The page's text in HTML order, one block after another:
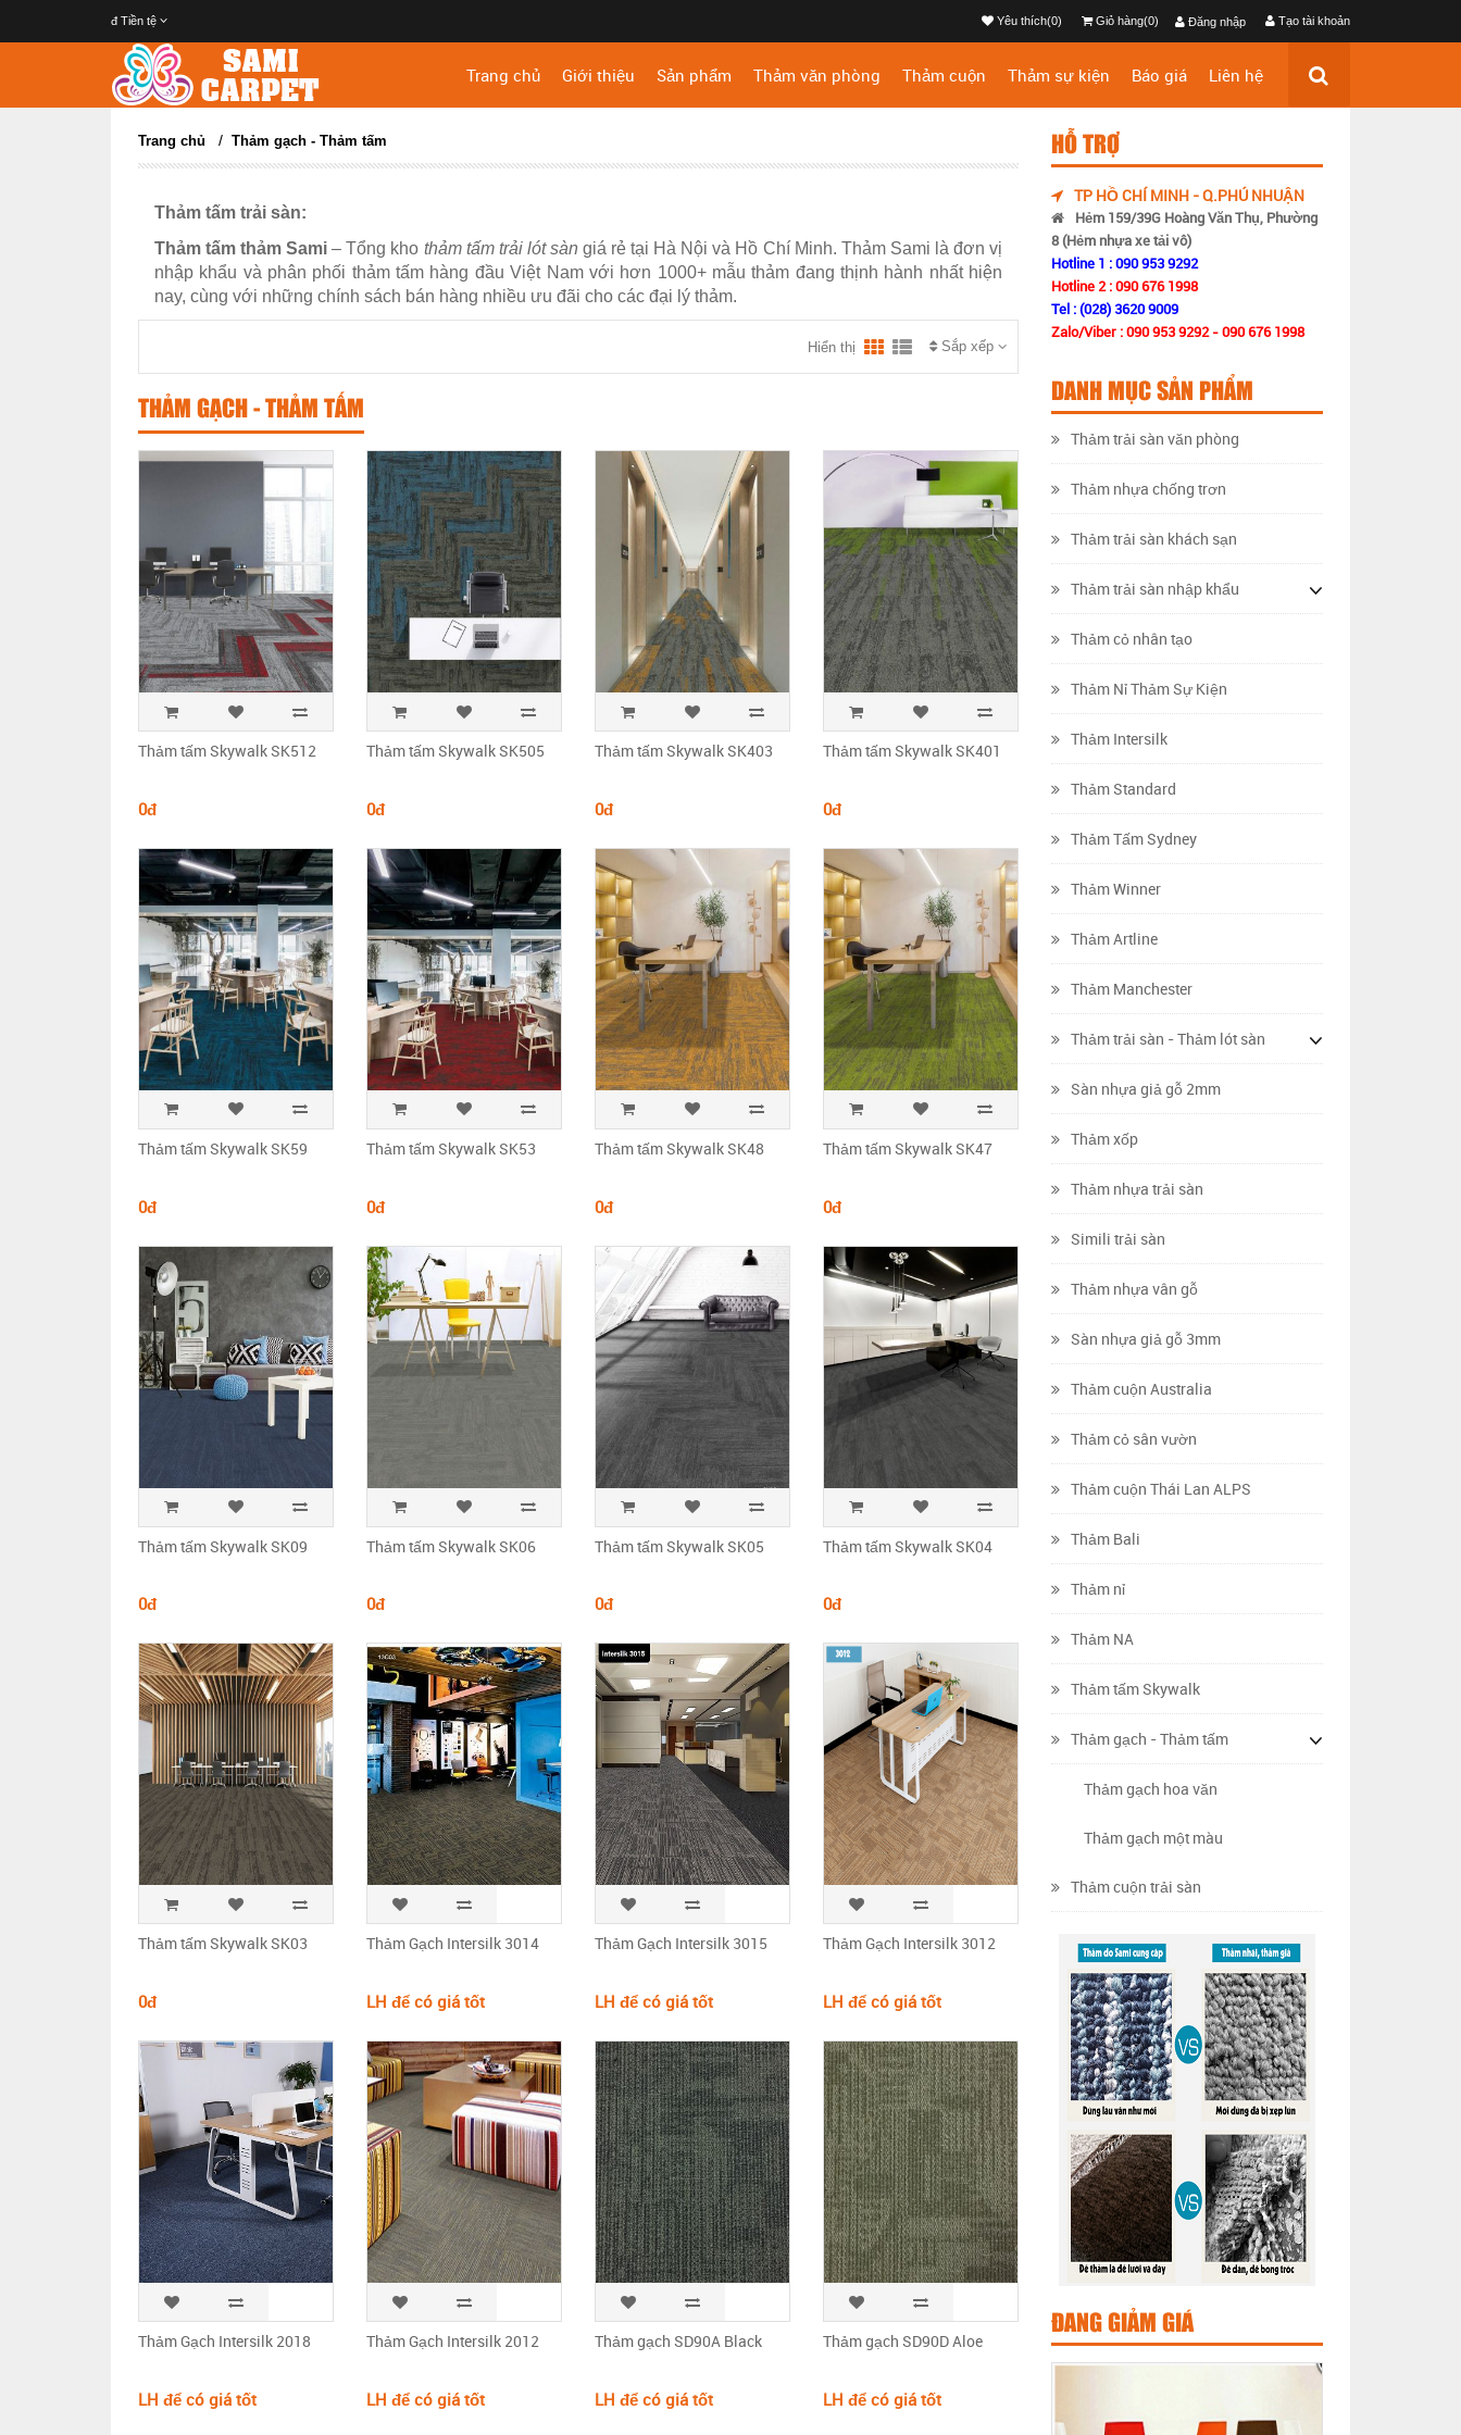
đ Tiền tệ Đăng nhập Tạo tài khoản
Yêu thích(0) Giỏ hàng(0)
Trang chủ Giới thiệu Sản phẩm Thảm văn phòng Thảm cuộn Thảm sự kiện Báo giá Liên hệ
Trang chủ / Thảm gạch - Thảm tấm
Thảm tấm trải sàn:
Thảm tấm thảm Sami – Tổng kho thảm tấm trải lót sàn giá rẻ tại Hà Nội và Hồ Chí Minh. Thảm Sami là đơn vị
nhập khẩu và phân phối thảm tấm hàng đầu Việt Nam với hơn 1000+ mẫu thảm đang thịnh hành nhất hiện
nay, cùng với những chính sách bán hàng nhiều ưu đãi cho các đại lý thảm.
Sắp xếp
Hiển thị
THẢM GẠCH - THẢM TẤM
Thảm tấm Skywalk SK512
0đ
Thảm tấm Skywalk SK505
0đ
Thảm tấm Skywalk SK403
0đ
Thảm tấm Skywalk SK401
0đ
Thảm tấm Skywalk SK59
0đ
Thảm tấm Skywalk SK53
0đ
Thảm tấm Skywalk SK48
0đ
Thảm tấm Skywalk SK47
0đ
Thảm tấm Skywalk SK09
0đ
Thảm tấm Skywalk SK06
0đ
Thảm tấm Skywalk SK05
0đ
Thảm tấm Skywalk SK04
0đ
Thảm tấm Skywalk SK03
0đ
Thảm Gạch Intersilk 3014
LH để có giá tốt
Thảm Gạch Intersilk 3015
LH để có giá tốt
Thảm Gạch Intersilk 3012
LH để có giá tốt
Thảm Gạch Intersilk 2018
LH để có giá tốt
Thảm Gạch Intersilk 2012
LH để có giá tốt
Thảm gạch SD90A Black
LH để có giá tốt
Thảm gạch SD90D Aloe
LH để có giá tốt
HỖ TRỢ
TP HỒ CHÍ MINH - Q.PHÚ NHUẬN
Hẻm 159/39G Hoàng Văn Thụ, Phường
8 (Hẻm nhựa xe tải vô)
Hotline 1 : 090 953 9292
Hotline 2 : 090 676 1998
Tel : (028) 3620 9009
Zalo/Viber : 090 953 9292 - 090 676 1998
DANH MỤC SẢN PHẨM
Thảm trải sàn văn phòng
Thảm nhựa chống trơn
Thảm trải sàn khách sạn
Thảm trải sàn nhập khẩu
Thảm cỏ nhân tạo
Thảm Nỉ Thảm Sự Kiện
Thảm Intersilk
Thảm Standard
Thảm Tấm Sydney
Thảm Winner
Thảm Artline
Thảm Manchester
Thảm trải sàn - Thảm lót sàn
Sàn nhựa giả gỗ 2mm
Thảm xốp
Thảm nhựa trải sàn
Simili trải sàn
Thảm nhựa vân gỗ
Sàn nhựa giả gỗ 3mm
Thảm cuộn Australia
Thảm cỏ sân vườn
Thảm cuộn Thái Lan ALPS
Thảm Bali
Thảm nỉ
Thảm NA
Thảm tấm Skywalk
Thảm gạch - Thảm tấm
Thảm gạch hoa văn
Thảm gạch một màu
Thảm cuộn trải sàn
ĐANG GIẢM GIÁ